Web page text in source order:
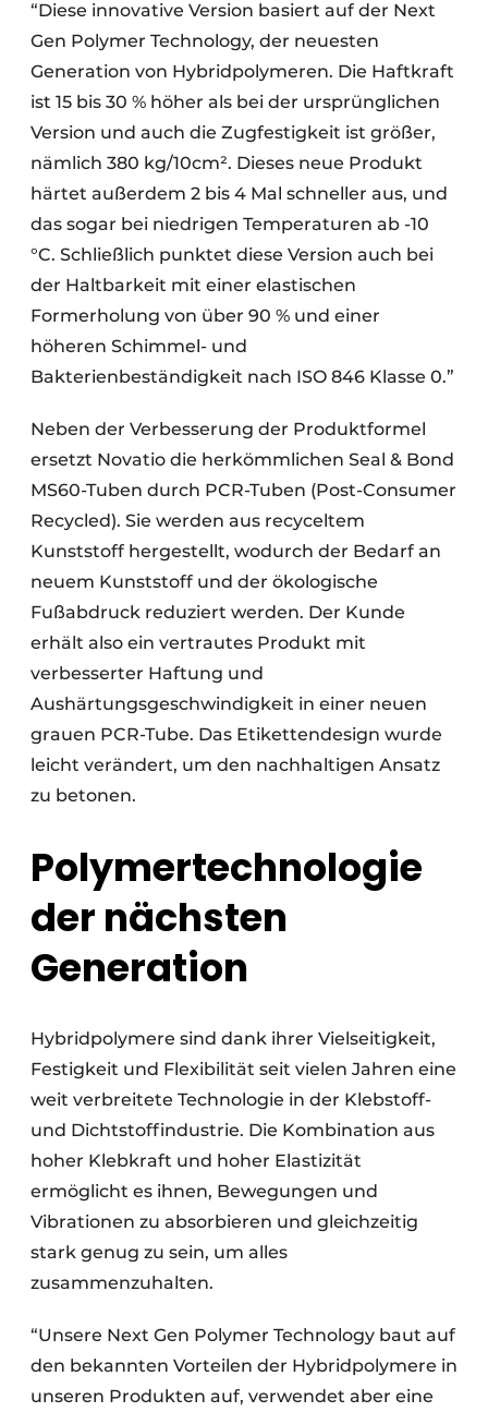
“Diese innovative Version basiert auf der Next
Gen Polymer Technology, der neuesten
Generation von Hybridpolymeren. Die Haftkraft
ist 15 bis 30 % höher als bei der ursprünglichen
Version und auch die Zugfestigkeit ist größer,
nämlich 380 kg/10cm². Dieses neue Produkt
härtet außerdem 2 bis 4 Mal schneller aus, und
das sogar bei niedrigen Temperaturen ab -10
°C. Schließlich punktet diese Version auch bei
der Haltbarkeit mit einer elastischen
Formerholung von über 90 % und einer
höheren Schimmel- und
Bakterienbeständigkeit nach ISO 846 Klasse 0.”
Neben der Verbesserung der Produktformel
ersetzt Novatio die herkömmlichen Seal & Bond
MS60-Tuben durch PCR-Tuben (Post-Consumer
Recycled). Sie werden aus recyceltem
Kunststoff hergestellt, wodurch der Bedarf an
neuem Kunststoff und der ökologische
Fußabdruck reduziert werden. Der Kunde
erhält also ein vertrautes Produkt mit
verbesserter Haftung und
Aushärtungsgeschwindigkeit in einer neuen
grauen PCR-Tube. Das Etikettendesign wurde
leicht verändert, um den nachhaltigen Ansatz
zu betonen.
Polymertechnologie
der nächsten
Generation
Hybridpolymere sind dank ihrer Vielseitigkeit,
Festigkeit und Flexibilität seit vielen Jahren eine
weit verbreitete Technologie in der Klebstoff-
und Dichtstoffindustrie. Die Kombination aus
hoher Klebkraft und hoher Elastizität
ermöglicht es ihnen, Bewegungen und
Vibrationen zu absorbieren und gleichzeitig
stark genug zu sein, um alles
zusammenzuhalten.
“Unsere Next Gen Polymer Technology baut auf
den bekannten Vorteilen der Hybridpolymere in
unseren Produkten auf, verwendet aber eine